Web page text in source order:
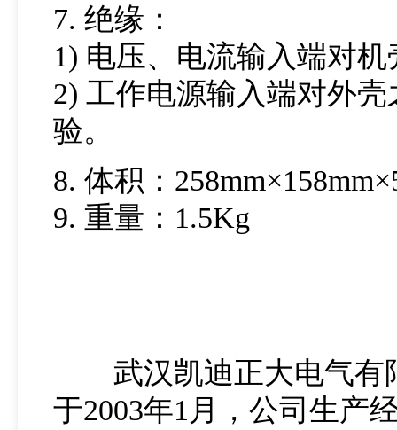
7. 绝缘：
1) 电压、电流输入端对
2) 工作电源输入端对外
验。
8. 体积：
9. 重量：1.5Kg
武汉凯迪正大电气有
于2003年1月，公司生产